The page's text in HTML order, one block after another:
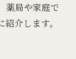
薬局や家庭で
介します。